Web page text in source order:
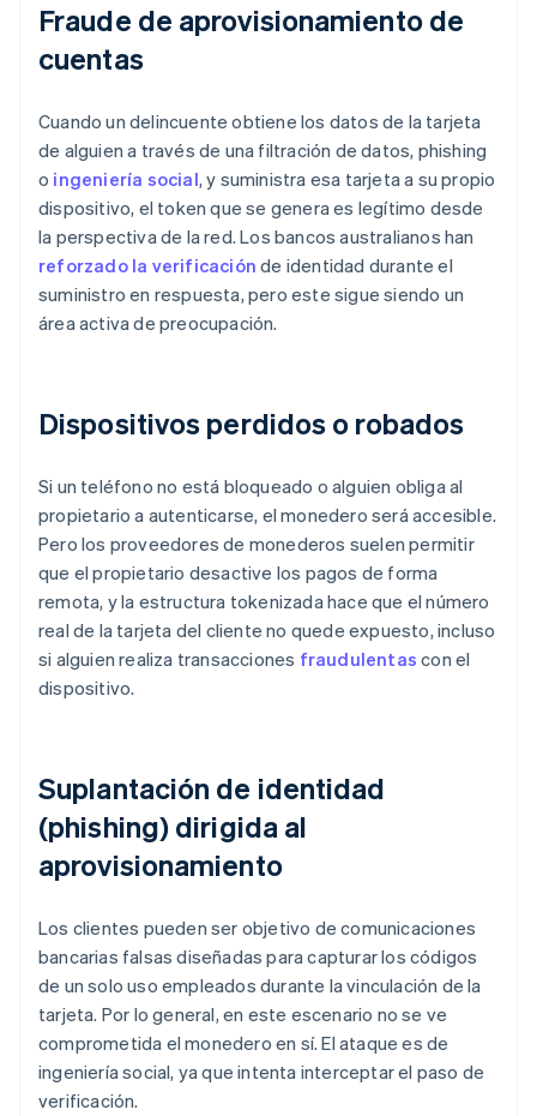
Fraude de aprovisionamiento de
cuentas
Cuando un delincuente obtiene los datos de la tarjeta
de alguien a través de una filtración de datos, phishing
o ingeniería social, y suministra esa tarjeta a su propio
dispositivo, el token que se genera es legítimo desde
la perspectiva de la red. Los bancos australianos han
reforzado la verificación de identidad durante el
suministro en respuesta, pero este sigue siendo un
área activa de preocupación.
Dispositivos perdidos o robados
Si un teléfono no está bloqueado o alguien obliga al
propietario a autenticarse, el monedero será accesible.
Pero los proveedores de monederos suelen permitir
que el propietario desactive los pagos de forma
remota, y la estructura tokenizada hace que el número
real de la tarjeta del cliente no quede expuesto, incluso
si alguien realiza transacciones fraudulentas con el
dispositivo.
Suplantación de identidad
(phishing) dirigida al
aprovisionamiento
Los clientes pueden ser objetivo de comunicaciones
bancarias falsas diseñadas para capturar los códigos
de un solo uso empleados durante la vinculación de la
tarjeta. Por lo general, en este escenario no se ve
comprometida el monedero en sí. El ataque es de
ingeniería social, ya que intenta interceptar el paso de
verificación.